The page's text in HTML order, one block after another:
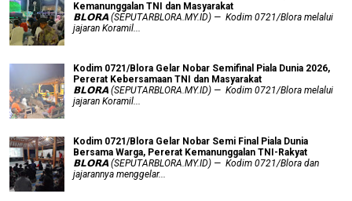
Kemanunggalan TNI dan Masyarakat
𝗕𝗟𝗢𝗥𝗔 (SEPUTARBLORA.MY.ID) — Kodim 0721/Blora melalui
jajaran Koramil...
Kodim 0721/Blora Gelar Nobar Semifinal Piala Dunia 2026,
Pererat Kebersamaan TNI dan Masyarakat
𝗕𝗟𝗢𝗥𝗔 (SEPUTARBLORA.MY.ID) — Kodim 0721/Blora melalui
jajaran Koramil...
Kodim 0721/Blora Gelar Nobar Semi Final Piala Dunia
Bersama Warga, Pererat Kemanunggalan TNI-Rakyat
𝗕𝗟𝗢𝗥𝗔 (SEPUTARBLORA.MY.ID) — Kodim 0721/Blora dan
jajarannya menggelar...